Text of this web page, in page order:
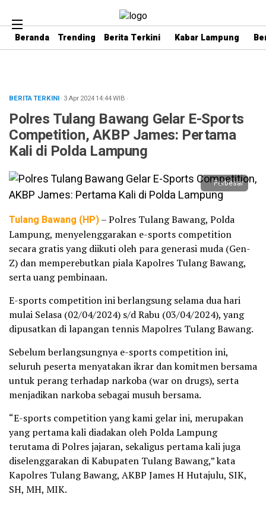
Beranda Trending Berita Terkini Kabar Lampung
BERITA TERKINI· 3 Apr 202414:44WIB ·
Polres Tulang Bawang Gelar E-Sports
Competition, AKBP James: Pertama
Kali di Polda Lampung
Perbesar
Tulang Bawang (HP)– Polres Tulang Bawang, Polda
Lampung, menyelenggarakan e-sports competition
secara gratis yang diikuti oleh para generasi muda (Gen-
Z) dan memperebutkan piala Kapolres Tulang Bawang,
serta uang pembinaan.
E-sports competition ini berlangsung selama dua hari
mulai Selasa (02/04/2024) s/d Rabu (03/04/2024), yang
dipusatkan di lapangan tennis Mapolres Tulang Bawang.
Sebelum berlangsungnya e-sports competition ini,
seluruh peserta menyatakan ikrar dan komitmen bersama
untuk perang terhadap narkoba (war on drugs), serta
menjadikan narkoba sebagai musuh bersama.
“E-sports competition yang kami gelar ini, merupakan
yang pertama kali diadakan oleh Polda Lampung
terutama di Polres jajaran, sekaligus pertama kali juga
diselenggarakan di Kabupaten Tulang Bawang,” kata
Kapolres Tulang Bawang, AKBP James H Hutajulu, SIK,
SH, MH, MIK.